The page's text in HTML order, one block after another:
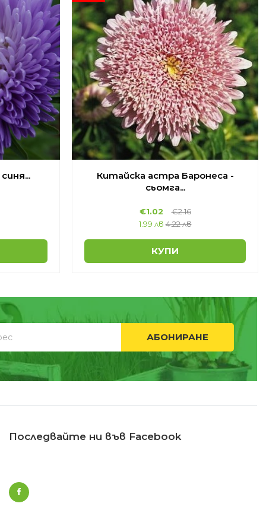
Китайска астра Баронеса -
сьомга...
€1.02 €2.16
1.99 лв 4.22 лв
КУПИ
АБОНИРАНЕ
Последвайте ни във Facebook